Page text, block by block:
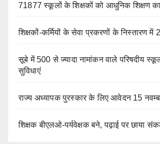
71877 स्कूलों के शिक्षकों को आधुनिक शिक्षण का
शिक्षकों-कर्मियों के सेवा प्रकरणों के निस्तारण
सूबे में 500 से ज्यादा नामांकन वाले परिषदीय
सुविधाएं
राज्य अध्यापक पुरस्कार के लिए आवेदन 15
शिक्षक बीएलओ-पर्यवेक्षक बने, पढ़ाई पर छाया